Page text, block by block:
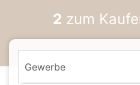
2 zum
Gewerbe